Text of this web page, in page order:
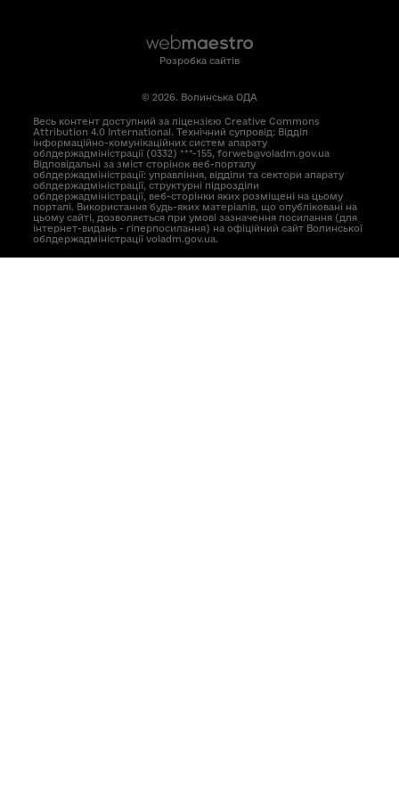
Розробка сайтів
© 2026. Волинська ОДА
Весь контент доступний за ліцензією Creative Commons
Attribution 4.0 International. Технічний супровід: Відділ
інформаційно-комунікаційних систем апарату
облдержадміністрації (0332) ***-155, forweb@voladm.gov.ua
Відповідальні за зміст сторінок веб-порталу
облдержадміністрації: управління, відділи та сектори апарату
облдержадміністрації, структурні підрозділи
облдержадміністрації, веб-сторінки яких розміщені на цьому
порталі. Використання будь-яких матеріалів, що опубліковані на
цьому сайті, дозволяється при умові зазначення посилання (для
інтернет-видань - гіперпосилання) на офіційний сайт Волинської
облдержадміністрації voladm.gov.ua.